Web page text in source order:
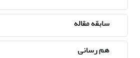
سابقه مقاله
هم رسانی